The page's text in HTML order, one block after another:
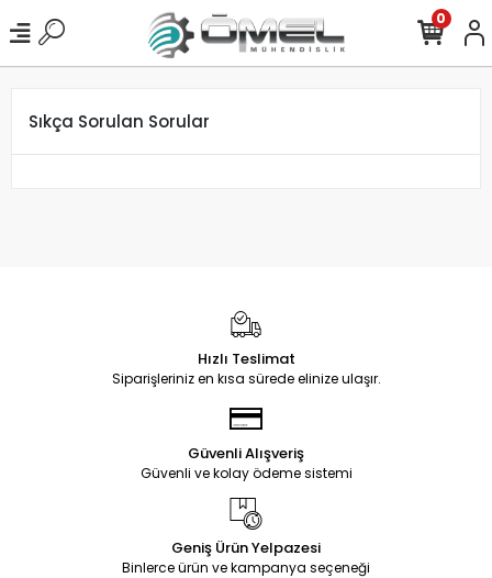
0
Sıkça Sorulan Sorular
Hızlı Teslimat
Siparişleriniz en kısa sürede elinize ulaşır.
Güvenli Alışveriş
Güvenli ve kolay ödeme sistemi
Geniş Ürün Yelpazesi
Binlerce ürün ve kampanya seçeneği